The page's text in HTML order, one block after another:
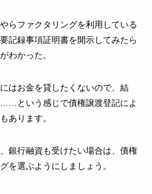
らファクタリングを利用している
記録事項証明書を開示してみたら
わかった。
はお金を貸したくないので、結
という感じで債権譲渡登記によ
あります。
銀行融資も受けたい場合は、債権
を選ぶようにしましょう。